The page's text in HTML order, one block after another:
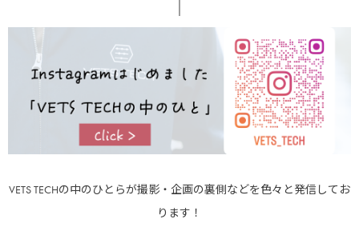
VETS TECHの中のひとらが撮影・企画の裏側などを色々と発信してお
ります！